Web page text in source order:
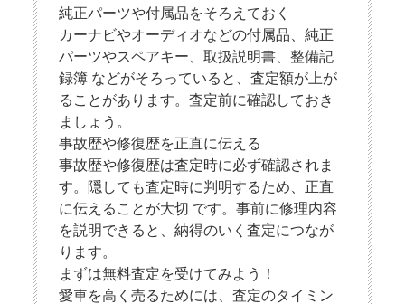
純正パーツや付属品をそろえておく
カーナビやオーディオなどの付属品、純正
パーツやスペアキー、取扱説明書、整備記
録簿 などがそろっていると、査定額が上が
ることがあります。査定前に確認しておき
ましょう。
事故歴や修復歴を正直に伝える
事故歴や修復歴は査定時に必ず確認されま
す。隠しても査定時に判明するため、正直
に伝えることが大切 です。事前に修理内容
を説明できると、納得のいく査定につなが
ります。
まずは無料査定を受けてみよう！
愛車を高く売るためには、査定のタイミン